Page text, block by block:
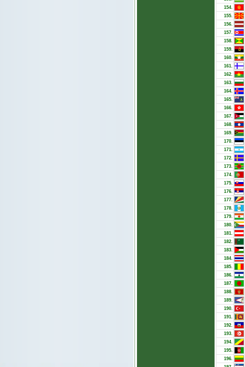
154.
155.
156.
157.
158.
159.
160.
161.
162.
163.
164.
165.
166.
167.
168.
169.
170.
171.
172.
173.
174.
175.
176.
177.
178.
179.
180.
181.
182.
183.
184.
185.
186.
187.
188.
189.
190.
191.
192.
193.
194.
195.
196.